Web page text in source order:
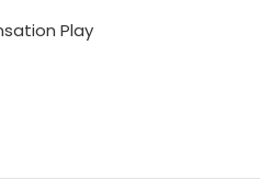
Play